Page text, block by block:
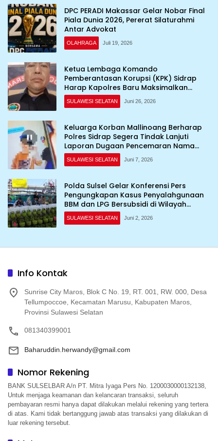
DPC PERADI Makassar Gelar Nobar Final
Piala Dunia 2026, Pererat Silaturahmi
Antar Advokat
OLAHRAGA Juli 19, 2026
Ketua Lembaga Komando
Pemberantasan Korupsi (KPK) Sidrap
Harap Kapolres Baru Maksimalkan
Penanganan Kasus
SULAWESI SELATAN Juni 26, 2026
Keluarga Korban Mallinoang Berharap
Polres Sidrap Segera Tindak Lanjuti
Laporan Dugaan Pencemaran Nama
Baik di TikTok
SULAWESI SELATAN Juni 7, 2026
Polda Sulsel Gelar Konferensi Pers
Pengungkapan Kasus Penyalahgunaan
BBM dan LPG Bersubsidi di Wilayah
Sulawesi Selatan
SULAWESI SELATAN Juni 2, 2026
Info Kontak
Sunrise City Maros, Blok C No. 19, RT. 001, RW. 000, Desa
Tellumpoccoe, Kecamatan Marusu, Kabupaten Maros,
Provinsi Sulawesi Selatan
081340399001
Baharuddin.herwandy@gmail.com
Nomor Rekening
BANK SULSELBAR A/n PT. Mitra Iyaga Pers No. 1200030000132138,
Untuk menjaga keamanan dan kelancaran transaksi, seluruh
pembayaran resmi hanya dapat dilakukan melalui rekening yang tertera
di atas. Kami tidak bertanggung jawab atas transaksi yang dilakukan di
luar rekening tersebut.